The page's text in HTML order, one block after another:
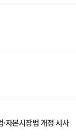
자본시장법 개정 시사